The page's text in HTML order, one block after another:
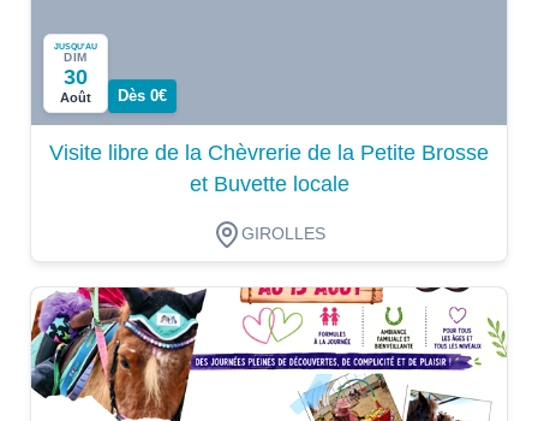
JUSQU'AU
DIM
30
Août Dès 0€
Visite libre de la Chèvrerie de la Petite Brosse
et Buvette locale
GIROLLES